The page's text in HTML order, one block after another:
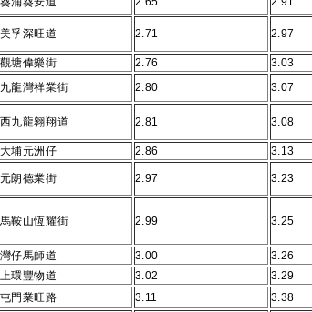
美孚深旺道 2.71 2.97
觀塘偉樂街 2.76
3.03
九龍灣祥業街
2.80 3.07
西九龍翱翔道 2.81 3.08
大埔元洲仔 2.86 3.13
元朗德業街 2.97 3.23
馬鞍山恆耀街 2.99 3.25
灣仔馬師道 3.00
3.26
上環豐物道
3.02
3.29
屯門業旺路
3.11 3.38